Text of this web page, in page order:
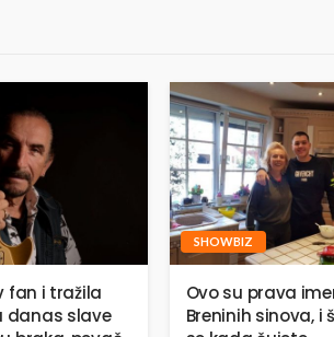
fan i tražila
danas slave
SHOWBIZ
Ovo su prava
Breninih sinova, i